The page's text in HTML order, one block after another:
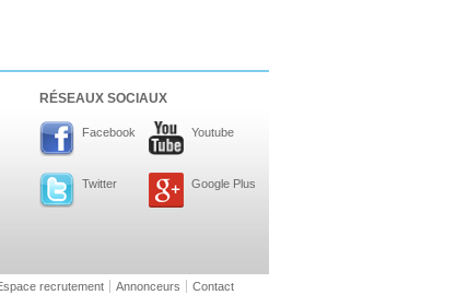
RÉSEAUX SOCIAUX
Facebook Youtube
Twitter Google Plus
recrutement Annonceurs Contact